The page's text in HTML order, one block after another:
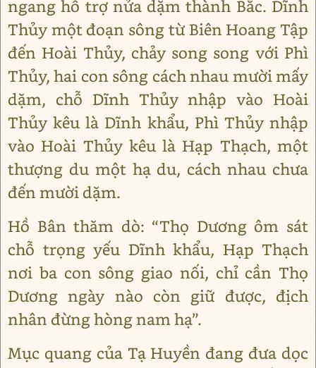
ngang hỗ trợ nửa dặm thành Bắc. Dĩnh
Thủy một đoạn sông từ Biên Hoang Tập
đến Hoài Thủy, chảy song song với Phì
Thủy, hai con sông cách nhau mười mấy
dặm, chỗ Dĩnh Thủy nhập vào Hoài
Thủy kêu là Dĩnh khẩu, Phì Thủy nhập
vào Hoài Thủy kêu là Hạp Thạch, một
thượng du một hạ du, cách nhau chưa
đến mười dặm.
Hồ Bân thăm dò: “Thọ Dương ôm sát
chỗ trọng yếu Dĩnh khẩu, Hạp Thạch
nơi ba con sông giao nối, chỉ cần Thọ
Dương ngày nào còn giữ được, địch
nhân đừng hòng nam hạ”.
Mục quang của Tạ Huyền đang đưa dọc